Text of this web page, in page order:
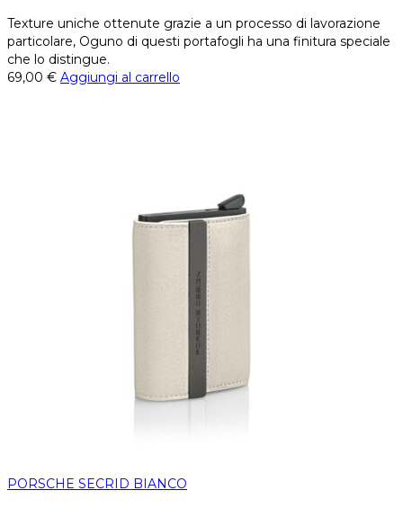
Texture uniche ottenute grazie a un processo di lavorazione
particolare, Oguno di questi portafogli ha una finitura speciale
che lo distingue.
69,00 € Aggiungi al carrello
PORSCHE SECRID BIANCO